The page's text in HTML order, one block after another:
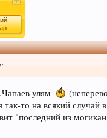
по Облаку
форума, так
прописать в
слова внизу
Гость, просьба
за своими
темах (все разделы
улям
то на всякий случай
"последний из